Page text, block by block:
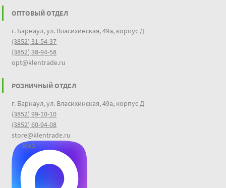
ОПТОВЫЙ ОТДЕЛ
г. Барнаул, ул. Власихинская, 49а, корпус Д
(3852) 31-54-37
(3852) 38-94-58
opt@klentrade.ru
РОЗНИЧНЫЙ ОТДЕЛ
г. Барнаул, ул. Власихинская, 49а, корпус Д
(3852) 99-10-10
(3852) 60-94-08
store@klentrade.ru
MAX